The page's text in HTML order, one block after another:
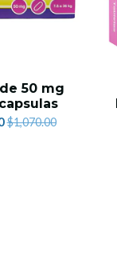
50 mg
$1,070.00